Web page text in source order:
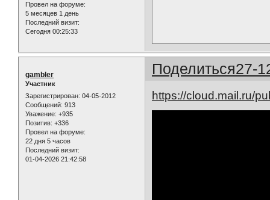
Провел на форуме:
5 месяцев 1 день
Последний визит:
Сегодня 00:25:33
Поделиться27-
gambler
Участник
Зарегистрирован: 04-05-2012
Сообщений: 913
Уважение: +935
Позитив: +336
Провел на форуме:
22 дня 5 часов
Последний визит:
01-04-2026 21:42:58
https://cloud.mail.ru/